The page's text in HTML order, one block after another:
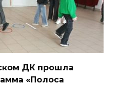
ДК прошла
«Полоса